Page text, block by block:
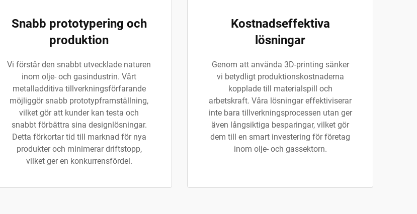
Snabb prototypering och
produktion
Vi förstår den snabbt utvecklade naturen
inom olje- och gasindustrin. Vårt
metalladditiva tillverkningsförfarande
möjliggör snabb prototypframställning,
vilket gör att kunder kan testa och
snabbt förbättra sina designlösningar.
Detta förkortar tid till marknad för nya
produkter och minimerar driftstopp,
vilket ger en konkurrensfördel.
Kostnadseffektiva
lösningar
Genom att använda 3D-printing sänker
vi betydligt produktionskostnaderna
kopplade till materialspill och
arbetskraft. Våra lösningar effektiviserar
inte bara tillverkningsprocessen utan ger
även långsiktiga besparingar, vilket gör
dem till en smart investering för företag
inom olje- och gassektorn.